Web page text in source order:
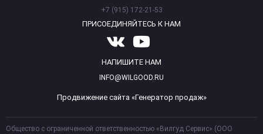
+7 (915) 172-21-53
ПРИСОЕДИНЯЙТЕСЬ К НАМ
НАПИШИТЕ НАМ
INFO@WILGOOD.RU
Продвижение сайта «Генератор продаж»
Общество с ограниченной ответственностью «Вилгуд Сервис» (ООО